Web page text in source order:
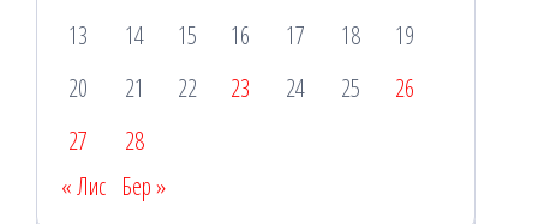
13
14 15 16 17 18
19
20
21 22 23 24 25
26
27
28
« Лис Бер »